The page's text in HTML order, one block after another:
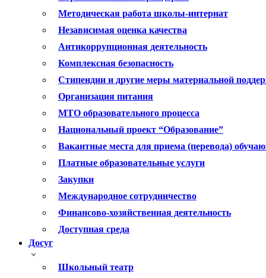
Методическая работа школы-интернат
Независимая оценка качества
Антикоррупционная деятельность
Комплексная безопасность
Стипендии и другие меры материальной
Организация питания
МТО образовательного процесса
Национальный проект “Образование”
Вакантные места для приема (перевода)
Платные образовательные услуги
Закупки
Международное сотрудничество
Финансово-хозяйственная деятельность
Доступная среда
Досуг
Школьный театр